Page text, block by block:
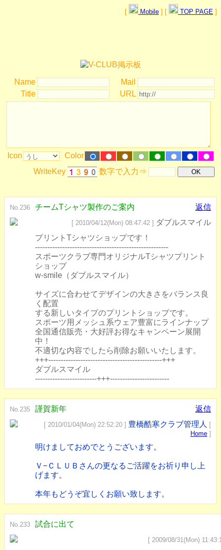
[ Mobile ] [ TOP PAGE ]
Name
Mail
Title
URL
Icon
Color
WriteKey
数字で入力⇒
No.236 チームTシャツ製作のご案内 返信
[ 2010/04/12(Mon) 08:47:42 ] ダブルスマイル
プリントTシャツショップです！
------------------------------------------------------
スポーツクラブ専門オリジナルTシャツプリント
ショップ
w-smile（ダブルスマイル）
サイズに合わせてデザインの大きさをバランス良
く配置
する新しいタイプのプリントショップです。
スポーツ用メッシュ系ウェア豊富にラインナップ
全国通信販売・大好評お得なキャンペーン展開
中！
不適切な内容でしたら削除お願いいたします。
+++----------------------------------------------+++
ダブルスマイル
-------------------------+++------------------------
No.235 謹賀新年 返信
[ 2010/01/04(Mon) 22:52:20 ] 豊橋酷寒クラブ管理人
[
Home ]
明けましておめでとうございます。
Ｖ−ＣＬＵＢさんの更なるご活躍をお祈り申し上
げます。
本年もどうぞ宜しくお願い致します。
No.233 試合に出て
[ 2009/08/31(Mon)